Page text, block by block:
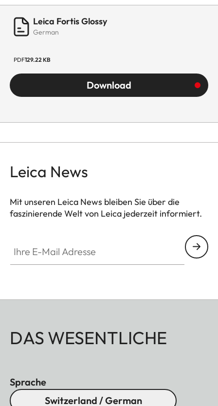
Leica Fortis Glossy
German
PDF129.22 KB
Download
Leica News
Mit unseren Leica News bleiben Sie über die
faszinierende Welt von Leica jederzeit informiert.
DAS WESENTLICHE
Sprache
Switzerland / German